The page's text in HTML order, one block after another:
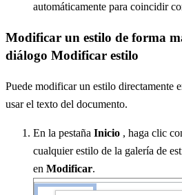
automáticamente para coincidir
Modificar un estilo de forma
diálogo Modificar estilo
Puede modificar un estilo directamente
usar el texto del documento.
En la pestaña Inicio , haga clic
cualquier estilo de la galería de
en Modificar.